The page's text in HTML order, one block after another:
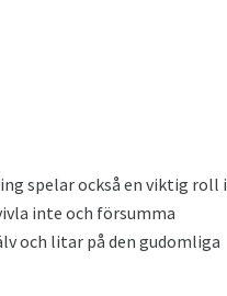
spelar också en viktig roll i
inte och försumma
och litar på den gudomliga